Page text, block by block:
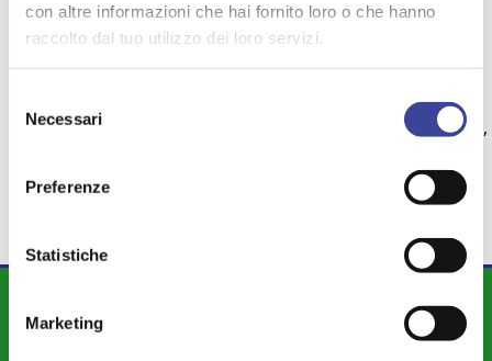
con altre informazioni che hai fornito loro o che hanno
raccolto dal tuo utilizzo dei loro servizi.
delNecessari
Preferenze
Statistiche
Marketing
PROTEZIONE CIVILE ,DIFESA CIVICA
POLIZIA LOCALE,SERVIZIO CIVILE,
AUTONOMIA REGIONALE COESIONE ,